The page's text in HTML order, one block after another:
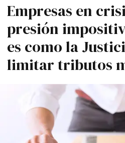
Empresas en
presión
es como la
limitar tributos